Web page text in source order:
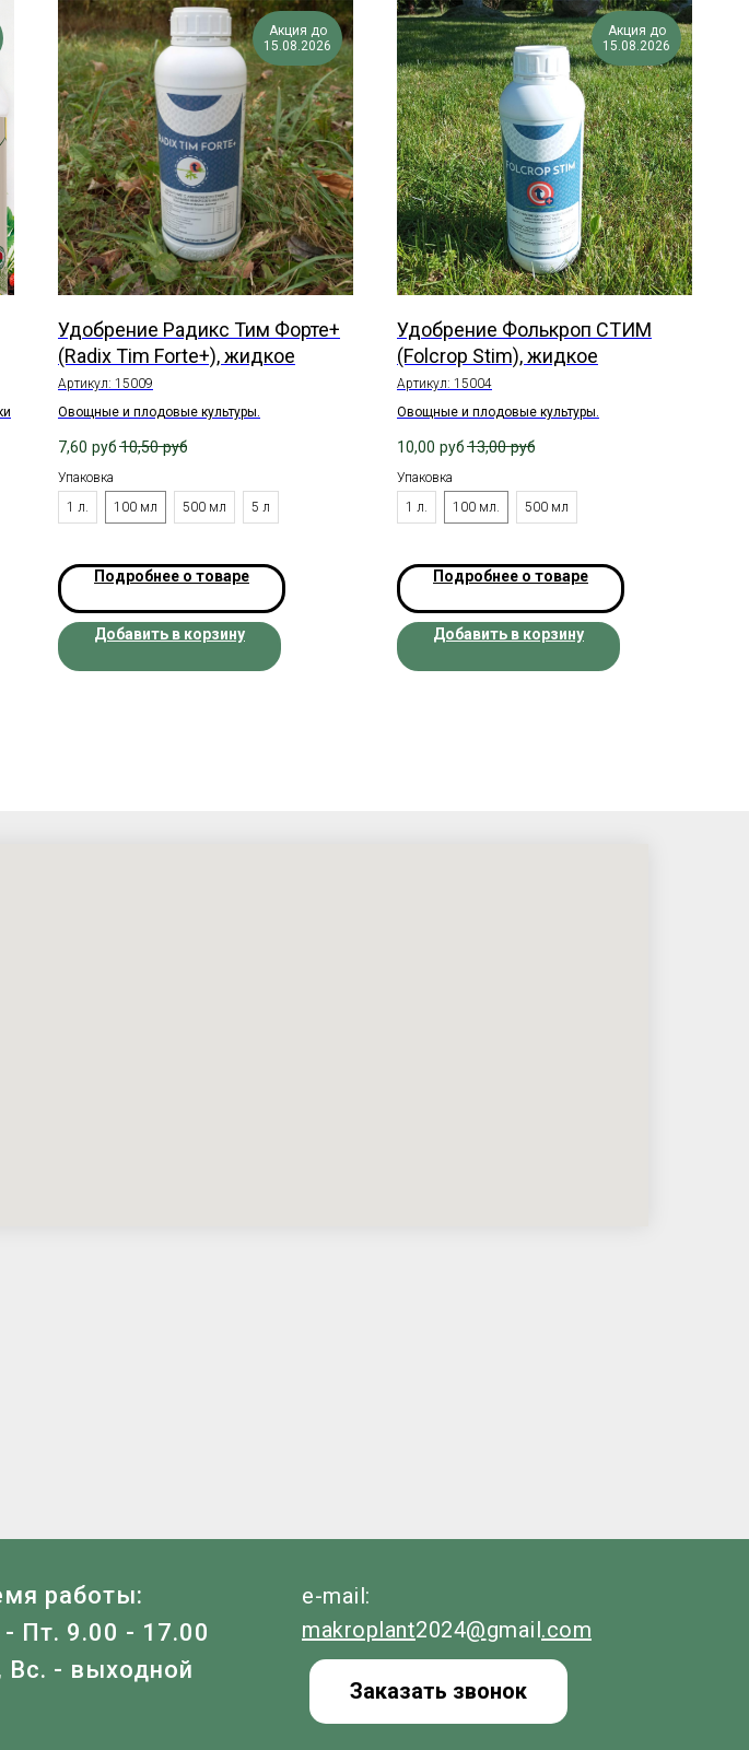
Акция до
15.08.2026
Удобрение Радикс Тим Форте+
(Radix Tim Forte+), жидкое
Артикул: 15009
Овощные и плодовые культуры.
7,60 руб 10,50 руб
Упаковка
1 л.
100 мл 500 мл 5 л
Подробнее о товаре
Добавить в корзину
Акция до
15.08.2026
Удобрение Фолькроп СТИМ
(Folcrop Stim), жидкое
Артикул: 15004
Овощные и плодовые культуры.
10,00 руб 13,00 руб
Упаковка
1 л.
100 мл. 500 мл
Подробнее о товаре
Добавить в корзину
работы:
- Пт. 9.00 - 17.00
Вс. - выходной
Заказать звонок
e-mail:
makroplant2024@gmail.com